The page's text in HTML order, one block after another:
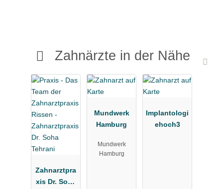
Zahnärzte in der Nähe
Zahnarztpra
xis Dr. Soha
Mundwerk
Hamburg
Mundwerk
Hamburg
Implantologi
ehoch3